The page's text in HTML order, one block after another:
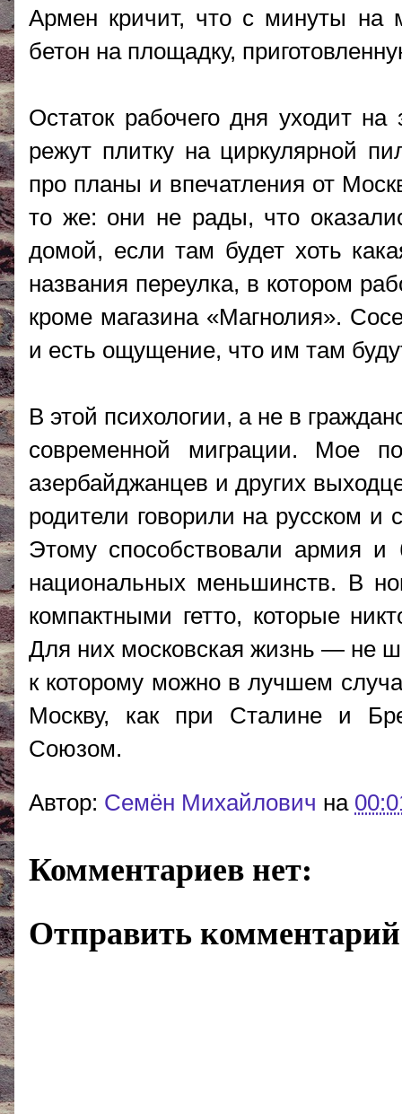
Армен кричит, что с минуты на
бетон на площадку,
Остаток рабочего дня уходит
режут плитку на циркулярной
про планы и впечатления от
то же: они не рады, что
домой, если там будет хоть
названия переулка, в котором
кроме магазина «Магнолия».
и есть ощущение, что им там
В этой психологии, а не в
современной миграции. Мое
азербайджанцев и других
родители говорили на русском
Этому способствовали армия и
национальных меньшинств. В
компактными гетто, которые
Для них московская жизнь — не
к которому можно в лучшем
Москву, как при Сталине и
Союзом.
Автор: Cемён Михайлович на
Комментариев нет:
Отправить комментарий